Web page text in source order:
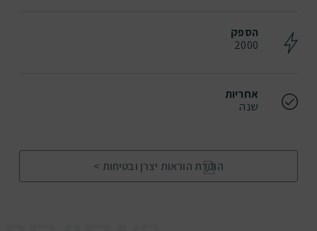
הספק
2000
אחריות
שנה
הורדת הוראות יצרן ובטיחות >